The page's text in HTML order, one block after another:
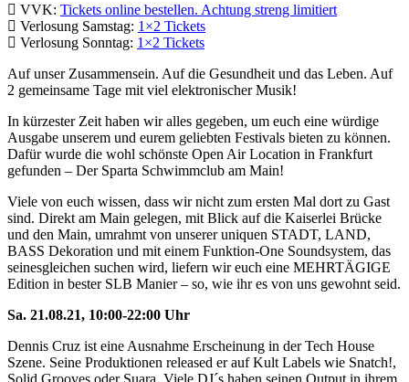
VVK: Tickets online bestellen. Achtung streng limitiert
Verlosung Samstag: 1×2 Tickets
Verlosung Sonntag: 1×2 Tickets
Auf unser Zusammensein. Auf die Gesundheit und das Leben. Auf
2 gemeinsame Tage mit viel elektronischer Musik!
In kürzester Zeit haben wir alles gegeben, um euch eine würdige
Ausgabe unserem und eurem geliebten Festivals bieten zu können.
Dafür wurde die wohl schönste Open Air Location in Frankfurt
gefunden – Der Sparta Schwimmclub am Main!
Viele von euch wissen, dass wir nicht zum ersten Mal dort zu Gast
sind. Direkt am Main gelegen, mit Blick auf die Kaiserlei Brücke
und den Main, umrahmt von unserer uniquen STADT, LAND,
BASS Dekoration und mit einem Funktion-One Soundsystem, das
seinesgleichen suchen wird, liefern wir euch eine MEHRTÄGIGE
Edition in bester SLB Manier – so, wie ihr es von uns gewohnt seid.
Sa. 21.08.21, 10:00-22:00 Uhr
Dennis Cruz ist eine Ausnahme Erscheinung in der Tech House
Szene. Seine Produktionen released er auf Kult Labels wie Snatch!,
Solid Grooves oder Suara. Viele DJ´s haben seinen Output in ihrem